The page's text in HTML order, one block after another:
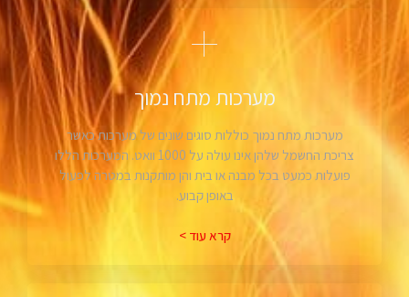
מערכות מתח נמוך
מערכות מתח נמוך כוללות סוגים שונים של מערכות כאשר
צריכת החשמל שלהן אינו עולה על 1000 וואט. המערכות הללו
פועלות כמעט בכל מבנה או בית והן מותקנות במטרה לפעול
באופן קבוע.
קרא עוד >